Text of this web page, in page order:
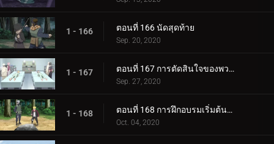
1 - 166 ตอนที่ 166 นัดสุดท้าย
Sep. 20, 2020
1 - 167 ตอนที่ 167 การตัดสินใจของพวกเขา
Sep. 27, 2020
1 - 168 ตอนที่ 168 การฝึกอบรมเริ่มต้นขึ้น!
Oct. 04, 2020